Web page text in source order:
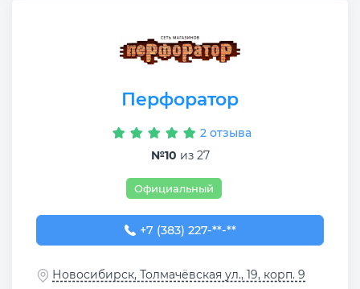
Перфоратор
2 отзыва
№10 из 27
Официальный
+7 (383) 227-24-16
+7 (383) 227-**-**
Новосибирск, Толмачёвская ул., 19, корп. 9